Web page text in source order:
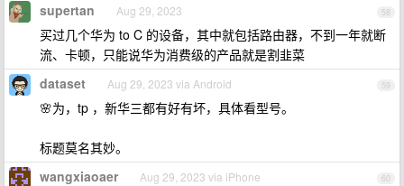
58
supertan Aug 29, 2023
买过几个华为 to C 的设备，其中就包括路由器，不到一年就断
流、卡顿，只能说华为消费级的产品就是割韭菜
59
dataset Aug 29, 2023 via Android
🌸为，tp ，新华三都有好有坏，具体看型号。
标题莫名其妙。
60
wangxiaoaer Aug 29, 2023 via iPhone